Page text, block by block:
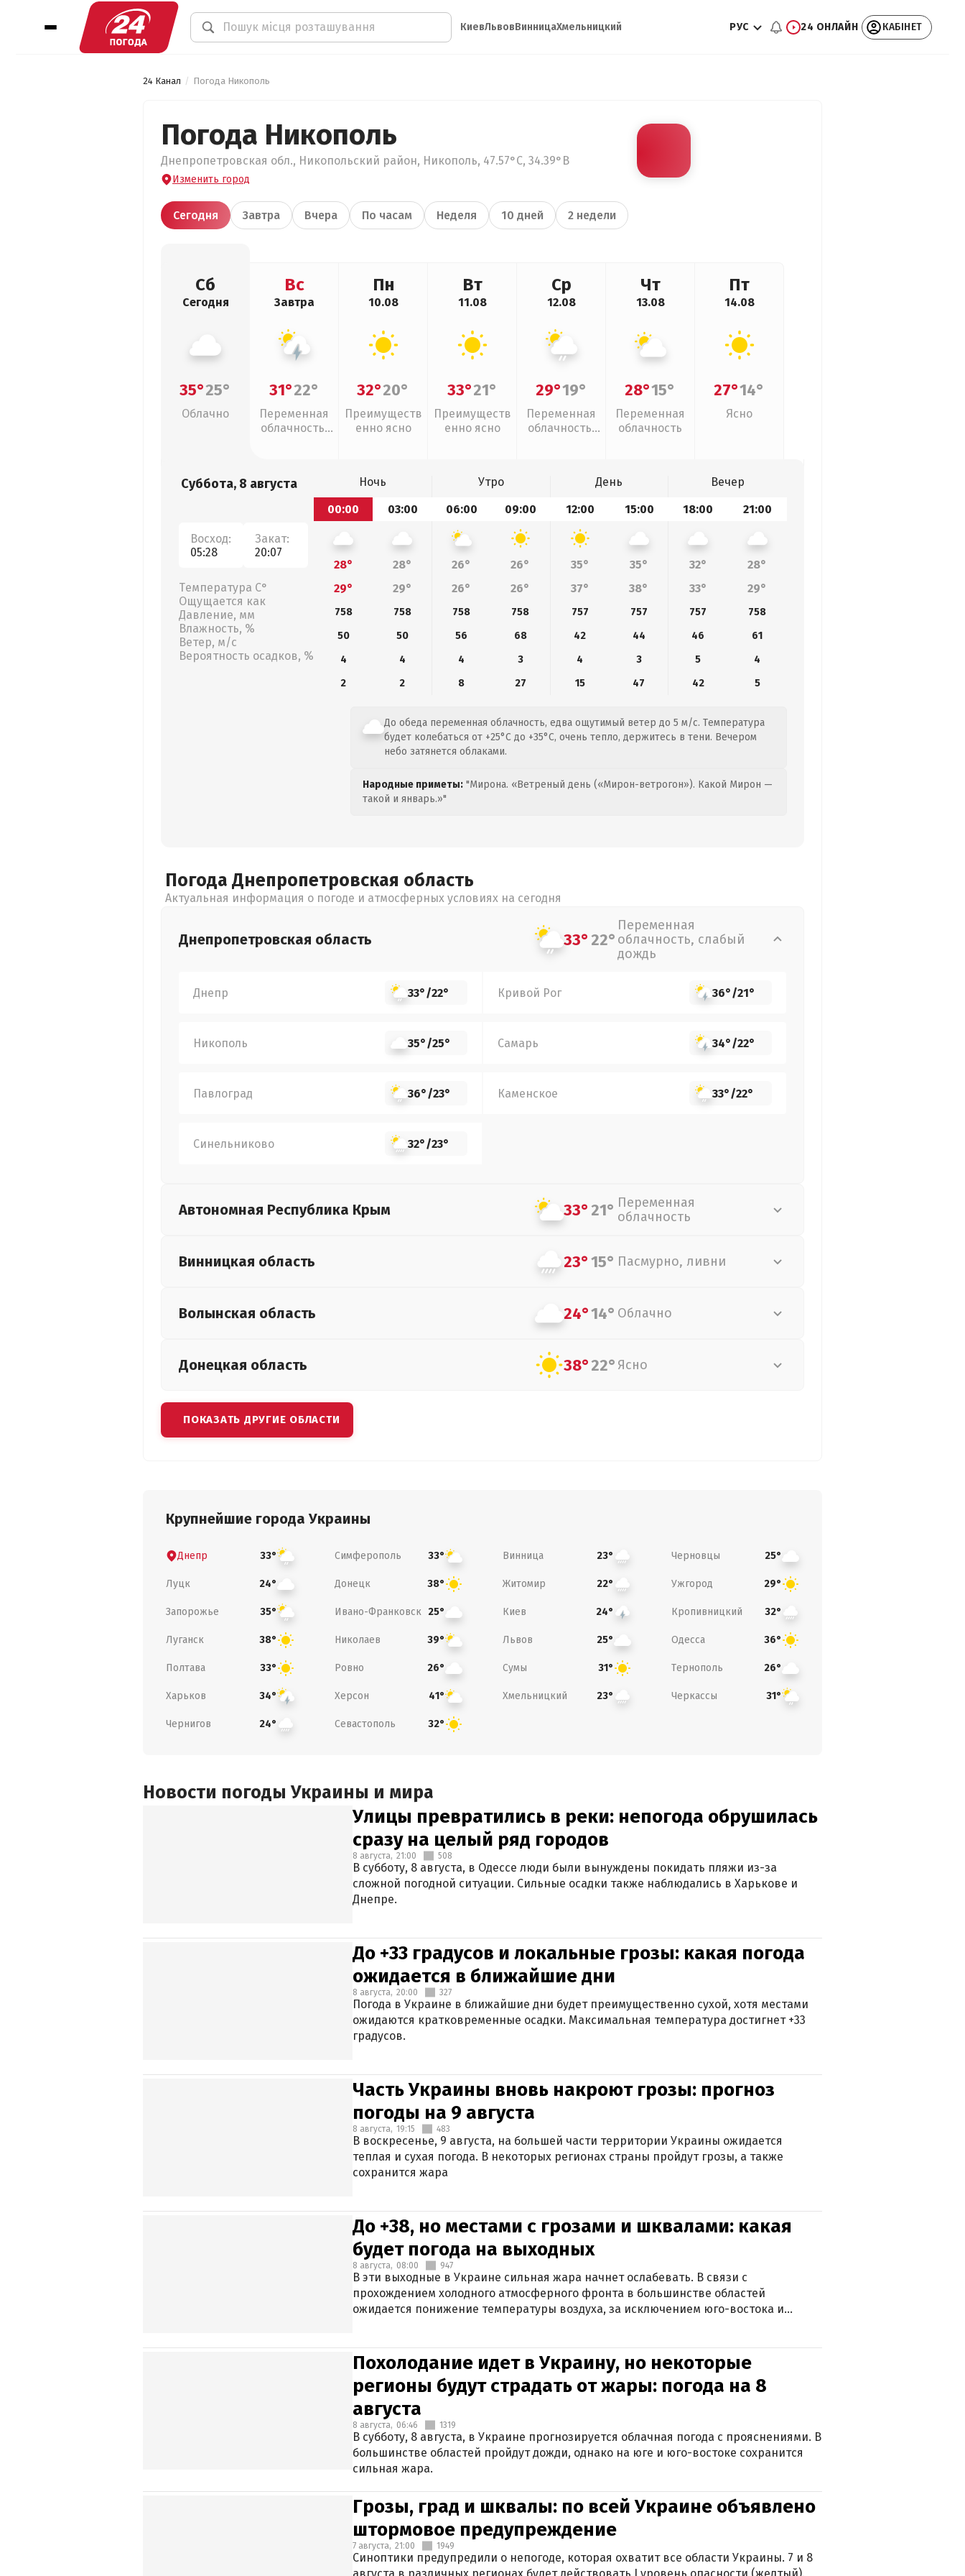
КиевЛьвовВинницаХмельницкий РУС 24 ОНЛАЙН КАБІНЕТ
24 Канал Погода Никополь
Погода Никополь
Днепропетровская обл., Никопольский район, Никополь, 47.57°С, 34.39°В
Изменить город
Сегодня Завтра Вчера По часам Неделя 10 дней 2 недели
Сб
Сегодня
35°25°
Облачно
Вс
Завтра
31°22°
Переменная
облачность,
Пн
10.08
32°20°
Преимуществ
енно ясно
Вт
11.08
33°21°
Преимуществ
енно ясно
Ср
12.08
29°19°
Переменная
облачность,
Чт
13.08
28°15°
Переменная
облачность
Пт
14.08
27°14°
Ясно
Суббота, 8 августа
Восход:
05:28
Закат:
20:07
Температура С°
Ощущается как
Давление, мм
Влажность, %
Ветер, м/с
Вероятность осадков, %
Ночь Утро День
Вечер
00:00
03:00 06:00 09:00 12:00 15:00 18:00 21:00
28° 28° 26° 26° 35° 35° 32°
28°
29°
29° 26° 26° 37° 38° 33° 29°
758 758 758 758 757 757 757
758
50
50 56 68 42 44 46
61
4
4 4 3 4 3 5
4
2
2 8 27 15 47 42 5
До обеда переменная облачность, едва ощутимый ветер до 5 м/с. Температура
будет колебаться от +25°C до +35°C, очень тепло, держитесь в тени. Вечером
небо затянется облаками.
Народные приметы: "Мирона. «Ветреный день («Мирон-ветрогон»). Какой Мирон —
такой и январь.»"
Погода Днепропетровская область
Актуальная информация о погоде и атмосферных условиях на сегодня
Днепропетровская область 33°22°
Переменная
облачность, слабый
дождь
Днепр 33°/22° Кривой Рог 36°/21°
Никополь 35°/25° Самарь 34°/22°
Павлоград 36°/23° Каменское 33°/22°
Синельниково 32°/23°
Автономная Республика Крым 33°21° Переменная
облачность
Винницкая область 23°15° Пасмурно, ливни
Волынская область 24°14° Облачно
Донецкая область 38°22° Ясно
ПОКАЗАТЬ ДРУГИЕ ОБЛАСТИ
Крупнейшие города Украины
Днепр 33° Симферополь 33° Винница 23° Черновцы 25°
Луцк 24° Донецк 38° Житомир 22° Ужгород 29°
Запорожье 35° Ивано-Франковск 25° Киев 24° Кропивницкий 32°
Луганск 38° Николаев 39° Львов 25° Одесса 36°
Полтава 33° Ровно 26° Сумы 31° Тернополь 26°
Харьков 34° Херсон 41° Хмельницкий 23° Черкассы 31°
Чернигов 24° Севастополь 32°
Новости погоды Украины и мира
Улицы превратились в реки: непогода обрушилась
сразу на целый ряд городов
8 августа, 21:00 508
В субботу, 8 августа, в Одессе люди были вынуждены покидать пляжи из-за
сложной погодной ситуации. Сильные осадки также наблюдались в Харькове и
Днепре.
До +33 градусов и локальные грозы: какая погода
ожидается в ближайшие дни
8 августа, 20:00 327
Погода в Украине в ближайшие дни будет преимущественно сухой, хотя местами
ожидаются кратковременные осадки. Максимальная температура достигнет +33
градусов.
Часть Украины вновь накроют грозы: прогноз
погоды на 9 августа
8 августа, 19:15 483
В воскресенье, 9 августа, на большей части территории Украины ожидается
теплая и сухая погода. В некоторых регионах страны пройдут грозы, а также
сохранится жара
До +38, но местами с грозами и шквалами: какая
будет погода на выходных
8 августа, 08:00 947
В эти выходные в Украине сильная жара начнет ослабевать. В связи с
прохождением холодного атмосферного фронта в большинстве областей
ожидается понижение температуры воздуха, за исключением юго-востока и
Похолодание идет в Украину, но некоторые
регионы будут страдать от жары: погода на 8
августа
8 августа, 06:46 1319
В субботу, 8 августа, в Украине прогнозируется облачная погода с прояснениями. В
большинстве областей пройдут дожди, однако на юге и юго-востоке сохранится
сильная жара.
Грозы, град и шквалы: по всей Украине объявлено
штормовое предупреждение
7 августа, 21:00 1949
Синоптики предупредили о непогоде, которая охватит все области Украины. 7 и 8